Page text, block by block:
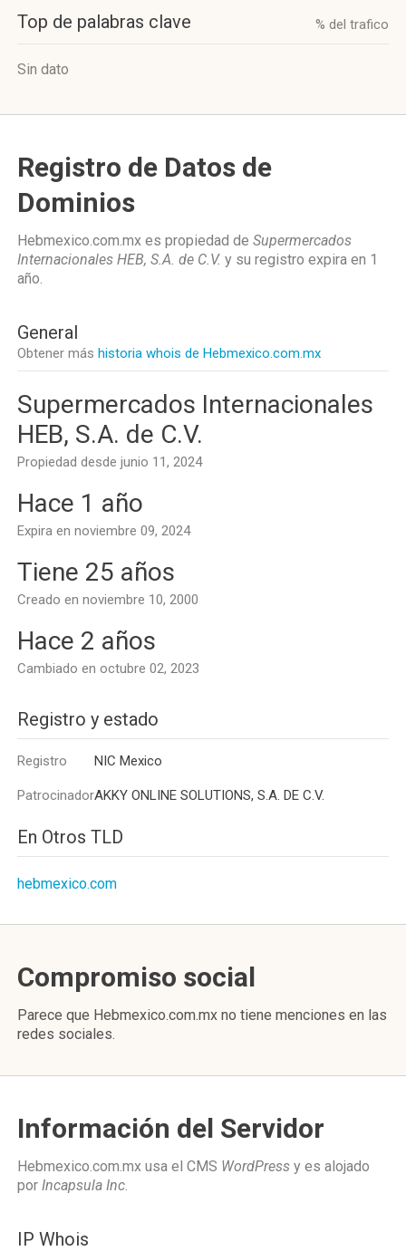
Top de palabras clave % del trafico
Sin dato
Registro de Datos de
Dominios
Hebmexico.com.mx es propiedad de Supermercados
Internacionales HEB, S.A. de C.V. y su registro expira en 1
año.
General
Obtener más historia whois de Hebmexico.com.mx
Supermercados Internacionales
HEB, S.A. de C.V.
Propiedad desde junio 11, 2024
Hace 1 año
Expira en noviembre 09, 2024
Tiene 25 años
Creado en noviembre 10, 2000
Hace 2 años
Cambiado en octubre 02, 2023
Registro y estado
Registro NIC Mexico
PatrocinadorAKKY ONLINE SOLUTIONS, S.A. DE C.V.
En Otros TLD
hebmexico.com
Compromiso social
Parece que Hebmexico.com.mx no tiene menciones en las
redes sociales.
Información del Servidor
Hebmexico.com.mx usa el CMS WordPress y es alojado
por Incapsula Inc.
IP Whois